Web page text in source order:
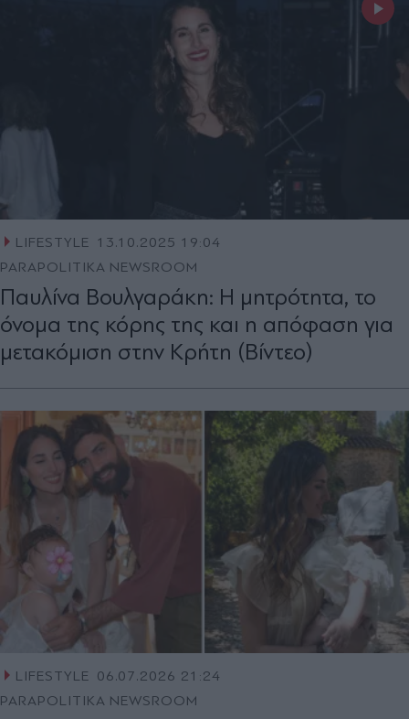
LIFESTYLE 13.10.2025 19:04
PARAPOLITIKA NEWSROOM
Παυλίνα Βουλγαράκη: Η μητρότητα, το
όνομα της κόρης της και η απόφαση για
μετακόμιση στην Κρήτη (Βίντεο)
LIFESTYLE
06.07.2026 21:24
PARAPOLITIKA NEWSROOM